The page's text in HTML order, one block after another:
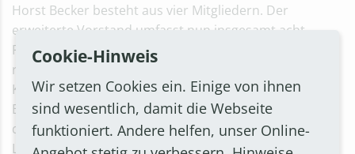
Horst Becker besteht aus vier Mitgliedern. Der
erweiterte Vorstand umfasst nun insgesamt acht
Personen. „Unser Vorstand soll den Rhein-Sieg-Kreis
repräsentieren“, so Horst Becker. Und weiter: „Da alle
Kreiskommunen seit Juni letzten Jahres der
Energieagentur Rhein-Sieg angehören, haben wir mit
der Möglichkeit eines erweiterten Vorstands eine gute
Lösung gefunden, wie man dieses Wachstum auch auf
Cookie-Hinweis
Wir setzen Cookies ein. Einige von ihnen
sind wesentlich, damit die Webseite
funktioniert. Andere helfen, unser Online-